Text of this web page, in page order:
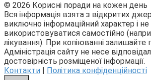
© 2026 Корисні поради на кожен день
Вся інформація взята з відкритих
виключно інформаційний характер і
використовуватися самостійно
лікування). При копіюванні залишайте
Адміністрація сайту не несе
достовірність розміщеної інформації.
Контакти
Політика конфіденційності